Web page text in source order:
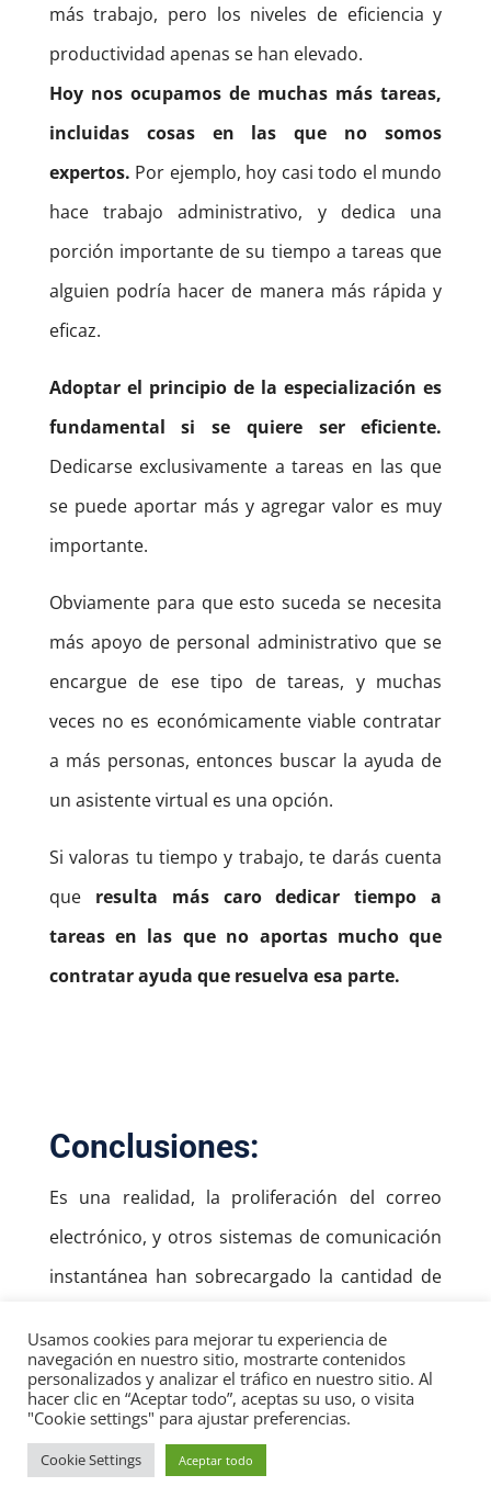
más trabajo, pero los niveles de eficiencia y
productividad apenas se han elevado.
Hoy nos ocupamos de muchas más tareas,
incluidas cosas en las que no somos
expertos. Por ejemplo, hoy casi todo el mundo
hace trabajo administrativo, y dedica una
porción importante de su tiempo a tareas que
alguien podría hacer de manera más rápida y
eficaz.
Adoptar el principio de la especialización es
fundamental si se quiere ser eficiente.
Dedicarse exclusivamente a tareas en las que
se puede aportar más y agregar valor es muy
importante.
Obviamente para que esto suceda se necesita
más apoyo de personal administrativo que se
encargue de ese tipo de tareas, y muchas
veces no es económicamente viable contratar
a más personas, entonces buscar la ayuda de
un asistente virtual es una opción.
Si valoras tu tiempo y trabajo, te darás cuenta
que resulta más caro dedicar tiempo a
tareas en las que no aportas mucho que
contratar ayuda que resuelva esa parte.
Conclusiones:
Es una realidad, la proliferación del correo
electrónico, y otros sistemas de comunicación
instantánea han sobrecargado la cantidad de
multiplicado nuestra productividad.
Muchas personas trabajan largas horas
únicamente para contestar mensajes que a la
Usamos cookies para mejorar tu experiencia de
navegación en nuestro sitio, mostrarte contenidos
personalizados y analizar el tráfico en nuestro sitio. Al
hacer clic en “Aceptar todo”, aceptas su uso, o visita
"Cookie settings" para ajustar preferencias.
Cookie Settings Aceptar todo